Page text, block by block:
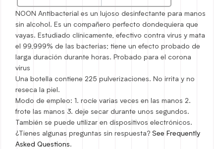
NOON Antibacterial es un lujoso desinfectante para manos
sin alcohol. Es un compañero perfecto dondequiera que
vayas. Estudiado clínicamente, efectivo contra virus y mata
el 99,999% de las bacterias; tiene un efecto probado de
larga duración durante horas. Probado para el corona
virus
Una botella contiene 225 pulverizaciones. No irrita y no
reseca la piel.
Modo de empleo: 1. rocíe varias veces en las manos 2.
frote las manos 3. deje secar durante unos segundos.
También se puede utilizar en dispositivos electrónicos.
¿Tienes algunas preguntas sin respuesta?See Frequently
Asked Questions.